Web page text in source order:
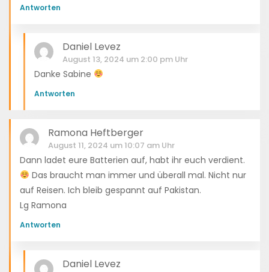
Antworten
Daniel Levez
August 13, 2024 um 2:00 pm Uhr
Danke Sabine
Antworten
Ramona Heftberger
August 11, 2024 um 10:07 am Uhr
Dann ladet eure Batterien auf, habt ihr euch verdient.
Das braucht man immer und überall mal. Nicht nur
auf Reisen. Ich bleib gespannt auf Pakistan.
Lg Ramona
Antworten
Daniel Levez